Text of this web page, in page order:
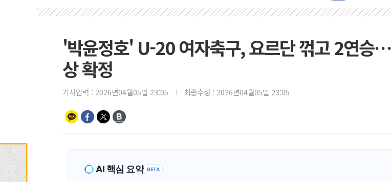
양주 가전
종로·중구
법원, '관저
[종합] 특
[내일날씨]
'박윤정호' U-20 여자축구, 요르단 꺾고 2연승
상 확정
기사입력 : 2026년04월05일 23:05 최종수정 : 2026년04월05일 23:05
AI 핵심 요약 BETA